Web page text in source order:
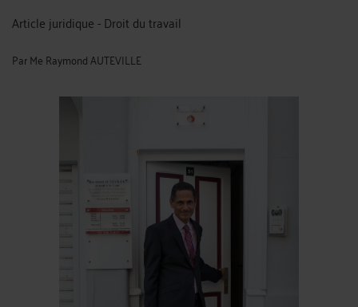
Article juridique - Droit du travail
ParMe Raymond AUTEVILLE